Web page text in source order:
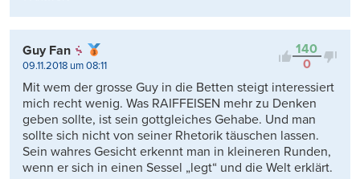
140
0
Guy Fan
09.11.2018 um 08:11
Mit wem der grosse Guy in die Betten steigt interessiert
mich recht wenig. Was RAIFFEISEN mehr zu Denken
geben sollte, ist sein gottgleiches Gehabe. Und man
sollte sich nicht von seiner Rhetorik täuschen lassen.
Sein wahres Gesicht erkennt man in kleineren Runden,
wenn er sich in einen Sessel „legt“ und die Welt erklärt.